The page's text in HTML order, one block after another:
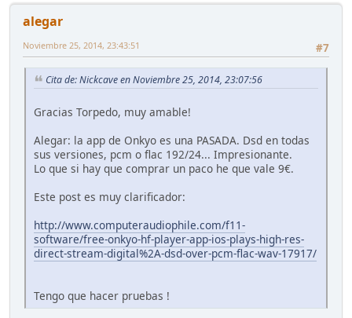
alegar
#7
Noviembre 25, 2014, 23:43:51
Cita de: Nickcave en Noviembre 25, 2014, 23:07:56
Gracias Torpedo, muy amable!
Alegar: la app de Onkyo es una PASADA. Dsd en todas
sus versiones, pcm o flac 192/24... Impresionante.
Lo que si hay que comprar un paco he que vale 9€.
Este post es muy clarificador:
http://www.computeraudiophile.com/f11-
software/free-onkyo-hf-player-app-ios-plays-high-res-
direct-stream-digital%2A-dsd-over-pcm-flac-wav-17917/
Tengo que hacer pruebas !